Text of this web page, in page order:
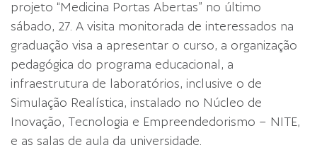
projeto “Medicina Portas Abertas” no último
sábado, 27. A visita monitorada de interessados na
graduação visa a apresentar o curso, a organização
pedagógica do programa educacional, a
infraestrutura de laboratórios, inclusive o de
Simulação Realística, instalado no Núcleo de
Inovação, Tecnologia e Empreendedorismo – NITE,
e as salas de aula da universidade.